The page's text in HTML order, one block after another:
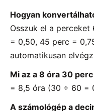
Hogyan
Osszuk el a
= 0,50, 45 perc =
automatikusan
Mi az a 8 óra 30
= 8,5 óra (30 ÷ 60 =
A számológép a